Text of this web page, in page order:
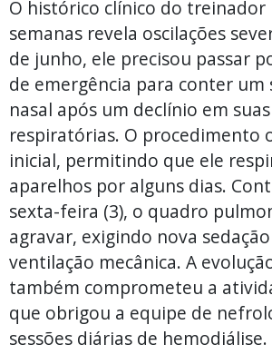
O histórico clínico do treinador
semanas revela oscilações
de junho, ele precisou passar
de emergência para conter
nasal após um declínio em
respiratórias. O procedimento
inicial, permitindo que ele
aparelhos por alguns dias.
sexta-feira (3), o quadro
agravar, exigindo nova
ventilação mecânica. A
também comprometeu a
que obrigou a equipe de
sessões diárias de hemodiálise.